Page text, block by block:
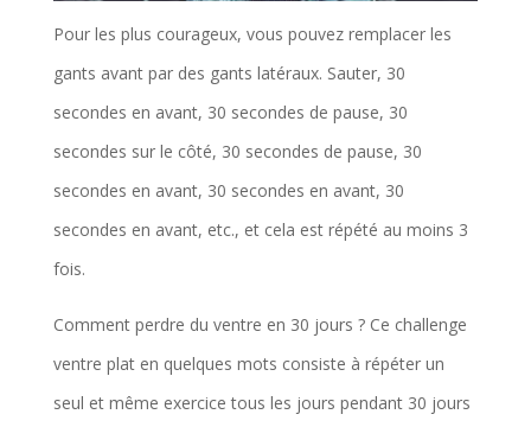
Pour les plus courageux, vous pouvez remplacer les
gants avant par des gants latéraux. Sauter, 30
secondes en avant, 30 secondes de pause, 30
secondes sur le côté, 30 secondes de pause, 30
secondes en avant, 30 secondes en avant, 30
secondes en avant, etc., et cela est répété au moins 3
fois.
Comment perdre du ventre en 30 jours ? Ce challenge
ventre plat en quelques mots consiste à répéter un
seul et même exercice tous les jours pendant 30 jours